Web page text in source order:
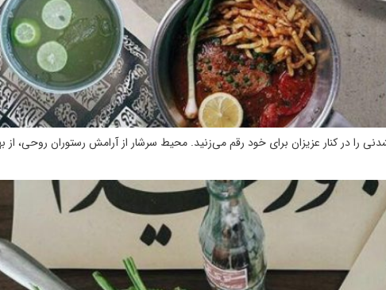
را در کنار عزیزان برای خود رقم می‌زنید. محیط سرشار از آرامش رستوران روحی،